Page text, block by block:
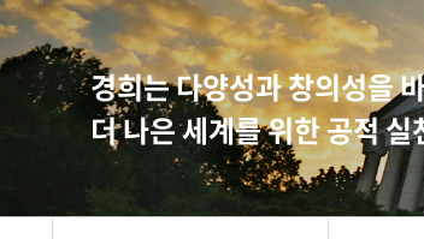
경희는 다양성과 창의성을
더 나은 세계를 위한 공적